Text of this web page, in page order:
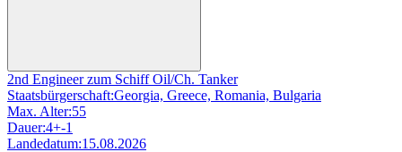
2nd Engineer zum Schiff Oil/Ch. Tanker
Staatsbürgerschaft:Georgia, Greece, Romania, Bulgaria
Max. Alter:55
Dauer:4+-1
Landedatum:15.08.2026